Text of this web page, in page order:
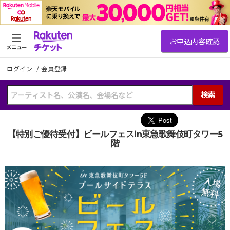
ログイン /会員登録
検索
メニュー
【特別ご優待受付】ビールフェスin東急歌舞伎町タワー5
階